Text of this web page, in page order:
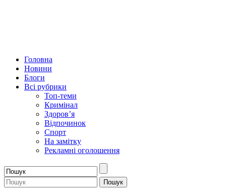
Головна
Новини
Блоги
Всі рубрики
Топ-теми
Кримінал
Здоров’я
Відпочинок
Спорт
На замітку
Рекламні оголошення